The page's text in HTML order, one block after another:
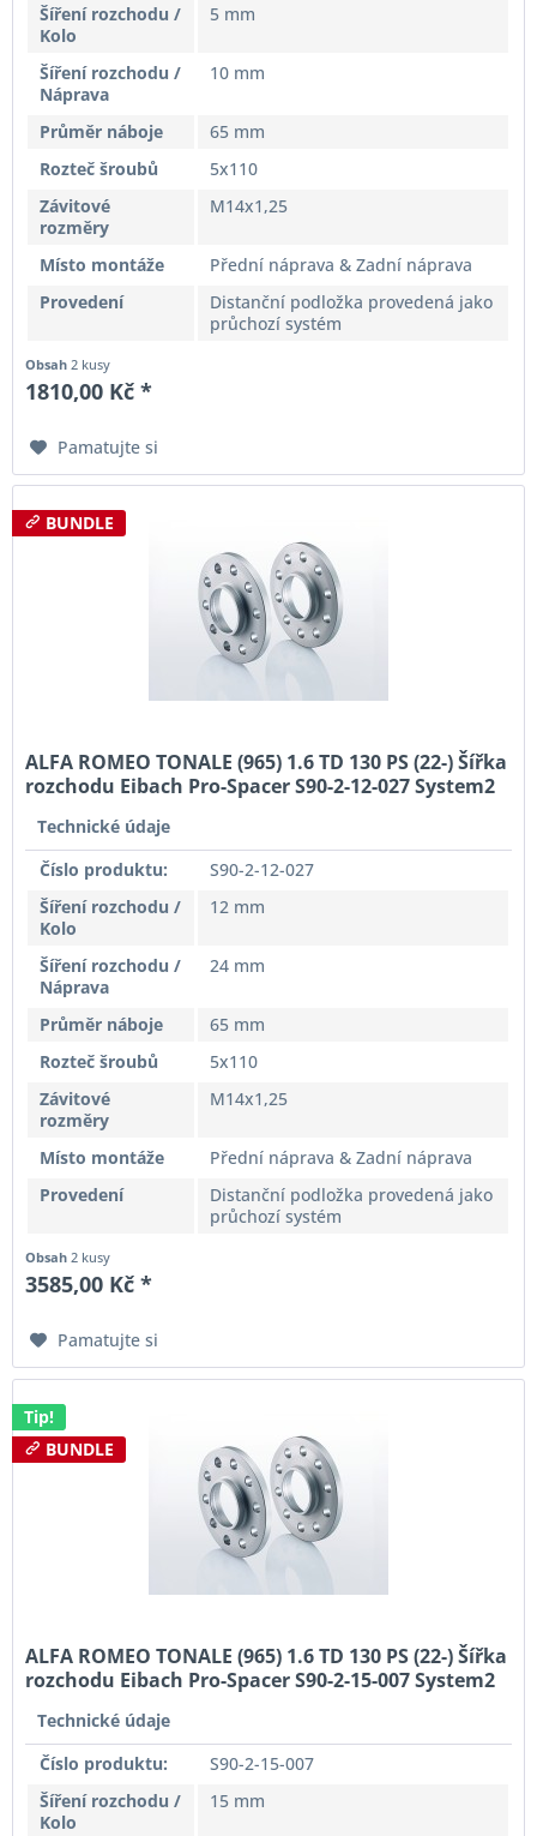
Šíření rozchodu /
Kolo
5 mm
Šíření rozchodu /
Náprava
10 mm
Průměr náboje
65 mm
Rozteč šroubů
5x110
Závitové
rozměry
M14x1,25
Místo montáže
Přední náprava & Zadní náprava
Provedení
Distanční podložka provedená jako
průchozí systém
Obsah 2 kusy
1810,00 Kč *
Pamatujte si
BUNDLE
ALFA ROMEO TONALE (965) 1.6 TD 130 PS (22-) Šířka
rozchodu Eibach Pro-Spacer S90-2-12-027 System2
Technické údaje
Číslo produktu:
S90-2-12-027
Šíření rozchodu /
Kolo
12 mm
Šíření rozchodu /
Náprava
24 mm
Průměr náboje
65 mm
Rozteč šroubů
5x110
Závitové
rozměry
M14x1,25
Místo montáže
Přední náprava & Zadní náprava
Provedení
Distanční podložka provedená jako
průchozí systém
Obsah2 kusy
3585,00 Kč *
Pamatujte si
Tip!
BUNDLE
ALFA ROMEO TONALE (965) 1.6 TD 130 PS (22-) Šířka
rozchodu Eibach Pro-Spacer S90-2-15-007 System2
Technické údaje
Číslo produktu:
S90-2-15-007
Šíření rozchodu /
Kolo
15 mm